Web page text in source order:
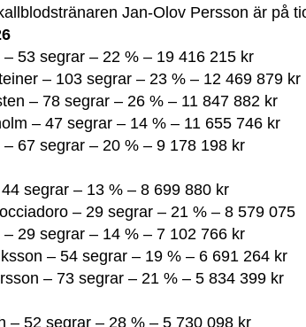
Jan-Olov Persson är på
53 segrar – 22 % – 19 416 215 kr
– 103 segrar – 23 % – 12 469 879 kr
– 78 segrar – 26 % – 11 847 882 kr
– 47 segrar – 14 % – 11 655 746 kr
67 segrar – 20 % – 9 178 198 kr
segrar – 13 % – 8 699 880 kr
– 29 segrar – 21 % – 8 579 075
29 segrar – 14 % – 7 102 766 kr
– 54 segrar – 19 % – 6 691 264 kr
– 73 segrar – 21 % – 5 834 399 kr
– 52 segrar – 28 % – 5 730 098 kr